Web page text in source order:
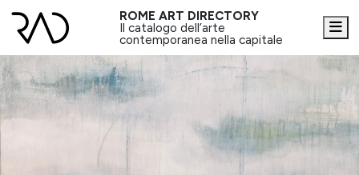
ROME ART DIRECTORY
Il catalogo dell’arte
contemporanea nella capitale